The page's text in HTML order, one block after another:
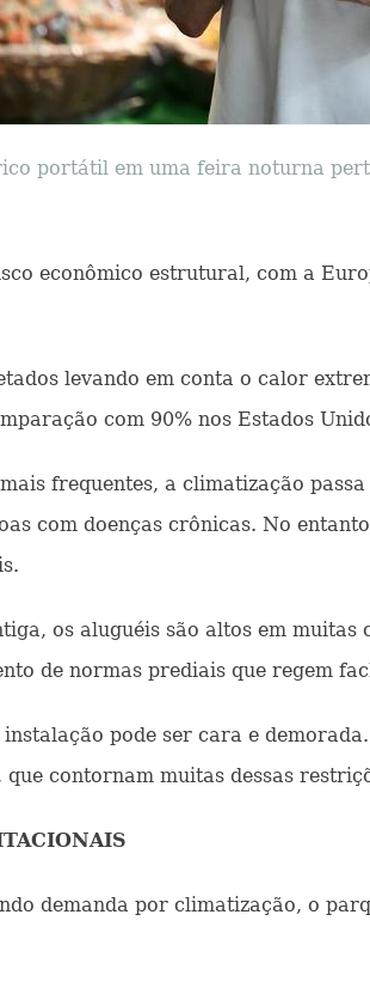
portátil em uma feira noturna
econômico estrutural, com a
levando em conta o calor
com 90% nos Estados
frequentes, a climatização
com doenças crônicas. No
os aluguéis são altos em
de normas prediais que regem
pode ser cara e
contornam muitas dessas
demanda por climatização, o